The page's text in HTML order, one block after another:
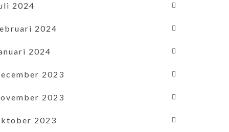
2024
2024
2024
2023
2023
2023